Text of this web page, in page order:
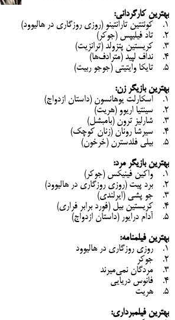
بهترین کارگردانی:
1. کوئنتین تارانتینو (روزی روزگاری در هالیوود)
2. تاد فیلیپس (جوکر)
3. کریستین پتزولد (ترانزیت)
4. نداف لپید (مترادف‌ها)
5. تایکا وایتیتی (جوجو ربیت)
بهترین بازیگر زن:
1. اسکارلت یوهانسون (داستان ازدواج)
2. سینتیا اریوو (هریت)
3. شارلیز ترون (بامبشل)
4. سیرشا رونان (زنان کوچک)
5. بیلی فلدسترن (خرخون)
بهترین بازیگر مرد:
1. واکین فینیکس (جوکر)
2. برد پیت (روزی روزگاری در هالیوود)
3. جو پشی (ایرلندی)
4. کریستین بیل (فورد برابر فراری)
5. آدام درایور (داستان ازدواج)
بهترین فیلمنامه:
1. روزی روزگاری در هالیوود
2. جوکر
3. مردگان نمی‌میرند
4. فانوس دریایی
5. هریت
بهترین فیلمبرداری: